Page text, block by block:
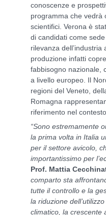
conoscenze e
programma che vedrà
scientifici. Verona è
di candidati come
rilevanza dell’industria
produzione infatti
fabbisogno nazionale,
a livello europeo. Il
regioni del Veneto,
Romagna
riferimento nel
“Sono estremamente
la prima volta in Italia
per il settore avicolo,
importantissimo per
Prof. Mattia
comparto sta
tutte il controllo e la
la riduzione
climatico, la crescente